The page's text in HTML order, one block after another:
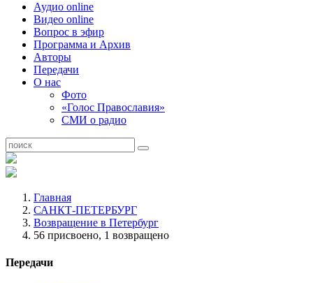
Аудио online
Видео online
Вопрос в эфир
Программа и Архив
Авторы
Передачи
О нас
Фото
«Голос Православия»
СМИ о радио
Главная
САНКТ-ПЕТЕРБУРГ
Возвращение в Петербург
56 присвоено, 1 возвращено
Передачи